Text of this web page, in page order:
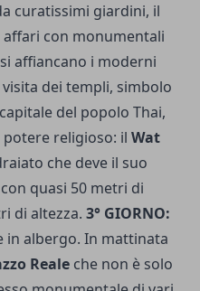
curatissimi giardini, il
con monumentali
affiancano i moderni
dei templi, simbolo
del popolo Thai,
religioso: il Wat
che deve il suo
quasi 50 metri di
di altezza. 3° GIORNO:
in albergo. In mattinata
Reale che non è solo